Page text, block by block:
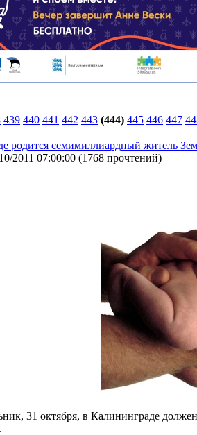
439 440 441 442 443 (444) 445 446 447
родится семимиллиардный житель
2011 07:00:00 (1768 прочтений)
31 октября, в Калининграде